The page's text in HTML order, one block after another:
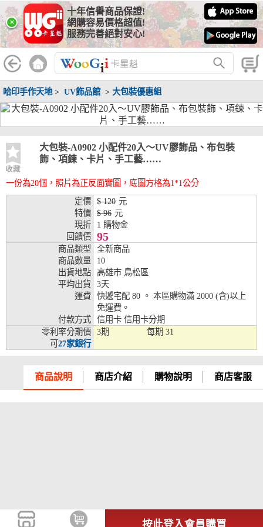
×
十年信譽商品保證!
網購容易價格超值!
服務完善絕對安心!
哈印手作天地> UV飾品館> 大包裝優惠組
收藏
大包裝-A0902 小配件20入～UV膠飾品、布包裝
飾、項鍊、卡片、手工藝……
一份為20個，照片為正反面實圖，底圖方格為1*1公分
定價
$ 120 元
特價
$ 96 元
現折
1 購物金
回饋價
95
商品類型
全新商品
商品數量
10
出貨地點
高雄市 鳥松區
平均出貨
3天
運費
快遞宅配 80 。 本區購物滿 2000 (含)以上
免運費。
付款方式
信用卡 信用卡分期
零利率分期價
可27家銀行
3期 每期 31
商品說明 商店介紹 購物說明 商店客服
按此登入會員購買
線上分期銀行
WooGii 與 綠界 合作，『信用卡分期付款』 與 『信用卡零利率
分期付款』 的配合銀行如下：
分期期數 提供分期之銀行
兆豐銀行、合作金庫、第一銀行、華南銀行、
彰化銀行、上海銀行、富邦銀行、國泰世華、
台灣企銀、台中銀行、匯豐銀行、華泰銀行、
銀、元大銀行、永豐銀行、玉山銀行、凱基銀
行、星展銀行、台新銀行、安泰銀行、中國信
兆豐銀行、合作金庫、第一銀行、華南銀行、
彰化銀行、上海銀行、富邦銀行、國泰世華、
台灣企銀、台中銀行、匯豐銀行、華泰銀行、
臺灣新光銀行、陽信銀行、聯邦銀行、遠東商
銀、元大銀行、永豐銀行、玉山銀行、凱基銀
行、星展銀行、台新銀行、安泰銀行、中國信
託、台灣樂天、三信商銀
兆豐銀行、合作金庫、第一銀行、華南銀行、
彰化銀行、上海銀行、富邦銀行、國泰世華、
台灣企銀、台中銀行、匯豐銀行、華泰銀行、
臺灣新光銀行、陽信銀行、聯邦銀行、遠東商
銀、元大銀行、永豐銀行、玉山銀行、凱基銀
行、星展銀行、台新銀行、安泰銀行、中國信
託、台灣樂天、三信商銀
彰化銀行、上海銀行、富邦銀行、國泰世華、
台灣企銀、台中銀行、匯豐銀行、華泰銀行、